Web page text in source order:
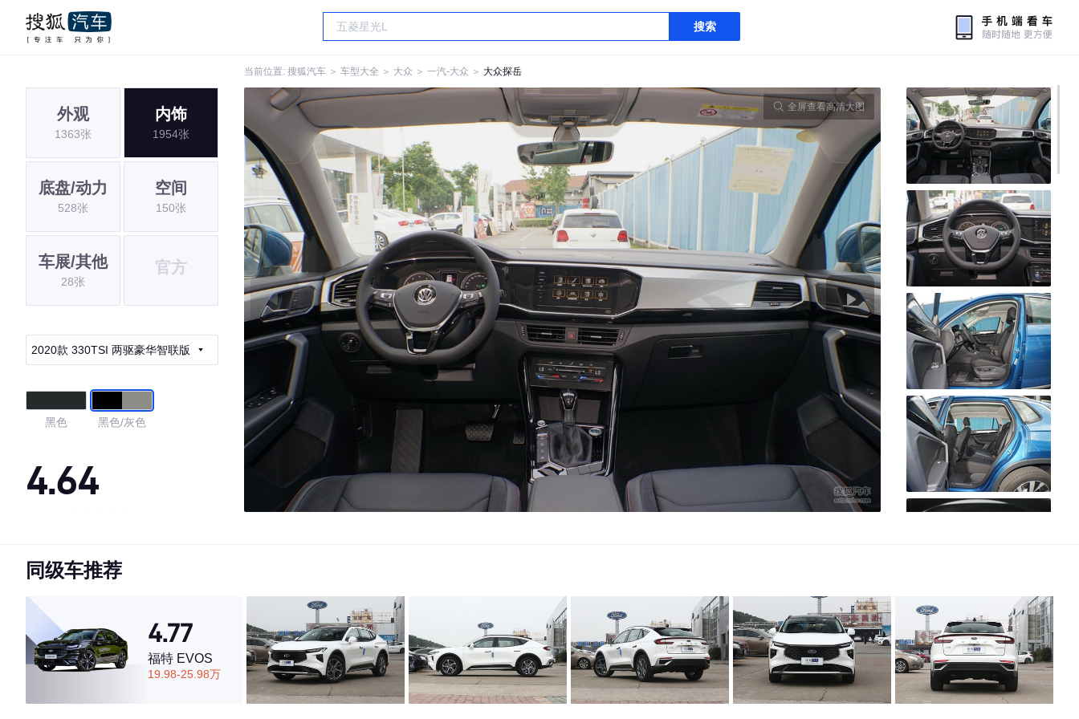
搜索
当前位置: 搜狐汽车 ＞ 车型大全 ＞ 大众 ＞ 一汽-大众 ＞ 大众探岳
外观
1363张
内饰
1954张
底盘/动力
528张
空间
150张
车展/其他
28张
官方
2020款 330TSI 两驱豪华智联版
黑色 黑色/灰色
4.64
·内饰表现一般，低于74%同级车
·空间表现一般，低于51%同级车
全屏查看高清大图
同级车推荐
4.77
福特 EVOS
19.98-25.98万